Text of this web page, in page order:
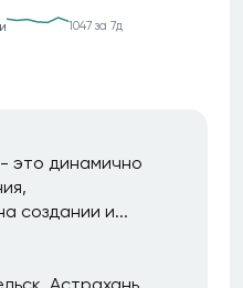
1047 за 7д
это динамично
создании и...